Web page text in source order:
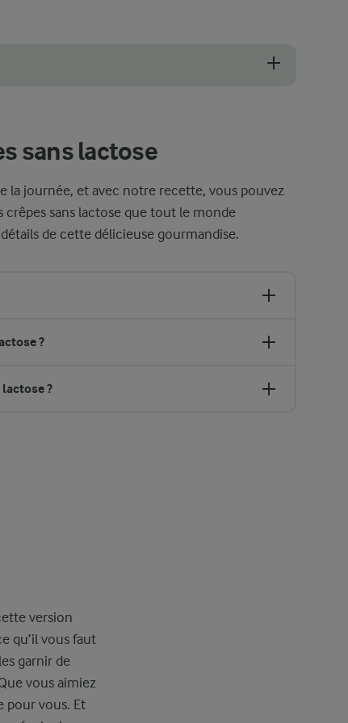
sans lactose
la journée, et avec notre recette, vous pouvez
sans lactose que tout le monde
de cette délicieuse gourmandise.
?
?
version
qu’il vous faut
garnir de
vous aimiez
pour vous. Et